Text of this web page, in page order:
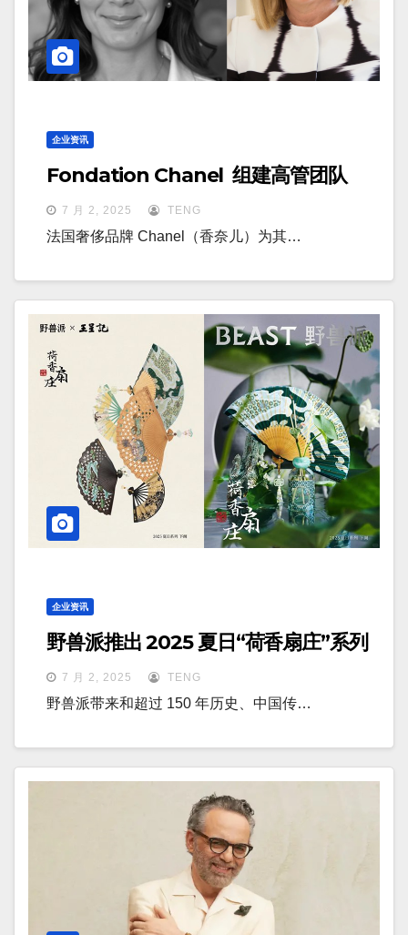
企业资讯
Fondation Chanel 组建高管团队
7 月 2, 2025 TENG
法国奢侈品牌 Chanel（香奈儿）为其…
企业资讯
野兽派推出 2025 夏日“荷香扇庄”系列
7 月 2, 2025 TENG
野兽派带来和超过 150 年历史、中国传…